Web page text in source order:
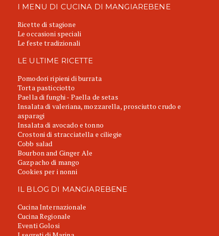
I MENU DI CUCINA DI MANGIAREBENE
Ricette di stagione
Le occasioni speciali
Le feste tradizionali
LE ULTIME RICETTE
Pomodori ripieni di burrata
Torta pasticciotto
Paella di funghi - Paella de setas
Insalata di valeriana, mozzarella, prosciutto crudo e
asparagi
Insalata di avocado e tonno
Crostoni di stracciatella e ciliegie
Cobb salad
Bourbon and Ginger Ale
Gazpacho di mango
Cookies per i nonni
IL BLOG DI MANGIAREBENE
Cucina Internazionale
Cucina Regionale
Eventi Golosi